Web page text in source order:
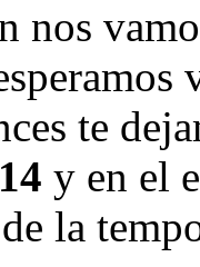
nos
te
y en el
la